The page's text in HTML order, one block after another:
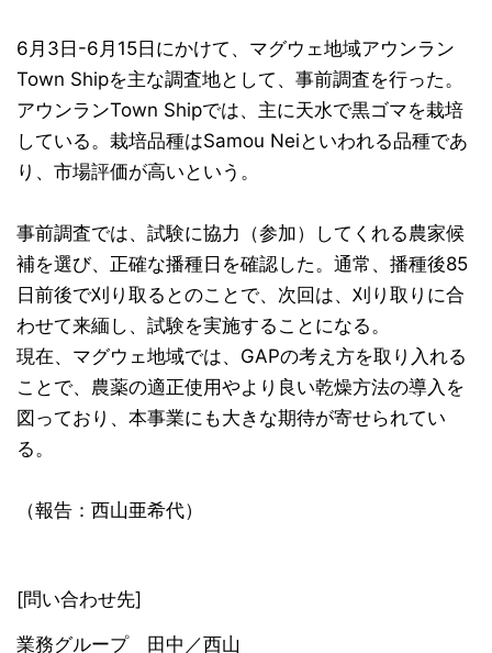
6月3日-6月15日にかけて、マグウェ地域アウンラン
Town Shipを主な調査地として、事前調査を行った。
アウンランTown Shipでは、主に天水で黒ゴマを栽培
している。栽培品種はSamou Neiといわれる品種であ
り、市場評価が高いという。
事前調査では、試験に協力（参加）してくれる農家候
補を選び、正確な播種日を確認した。通常、播種後85
日前後で刈り取るとのことで、次回は、刈り取りに合
わせて来緬し、試験を実施することになる。
現在、マグウェ地域では、GAPの考え方を取り入れる
ことで、農薬の適正使用やより良い乾燥方法の導入を
図っており、本事業にも大きな期待が寄せられてい
る。
（報告：西山亜希代）
[問い合わせ先]
業務グループ 田中／西山